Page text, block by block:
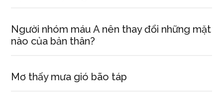
Người nhóm máu A nên thay đổi những mặt
nào của bản thân?
Mơ thấy mưa gió bão táp